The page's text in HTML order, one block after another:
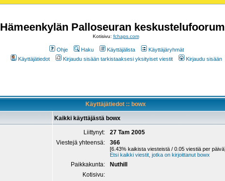
Hämeenkylän Palloseuran
Kotisivu: fchaps.com
Ohje Haku Käyttäjälista
Käyttäjäryhmät
Käyttäjätiedot
Kirjaudu sisään tarkistaaksesi yksityiset viestit Kirjaudu sisään
Käyttäjätiedot :: bowx
Kaikki käyttäjästä bowx
Liittynyt:
27 Tam 2005
Viestejä yhteensä:
366
[6.43% kaikista viesteistä / 0.05 viestiä per
Etsi kaikki viestit, jotka on kirjoittanut bowx
Paikkakunta:
Nuthill
Kotisivu: